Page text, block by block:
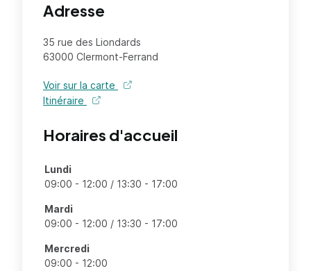
Adresse
35 rue des Liondards
63000 Clermont-Ferrand
Voir sur la carte
Itinéraire
Horaires d'accueil
Jours
Tranches horaires
Lundi
09:00 - 12:00 / 13:30 - 17:00
Mardi
09:00 - 12:00 / 13:30 - 17:00
Mercredi
09:00 - 12:00